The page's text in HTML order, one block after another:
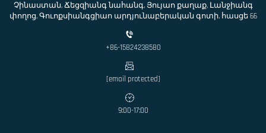
Չինաստան, Ճեցզիանգ նահանգ, Յույաո քաղաք, Լանջիանգ
փողոց, Գուոքսիանգցիաո արդյունաբերական գոտի, հասցե 66
+86-15824238580
[email protected]
9:00-17:00